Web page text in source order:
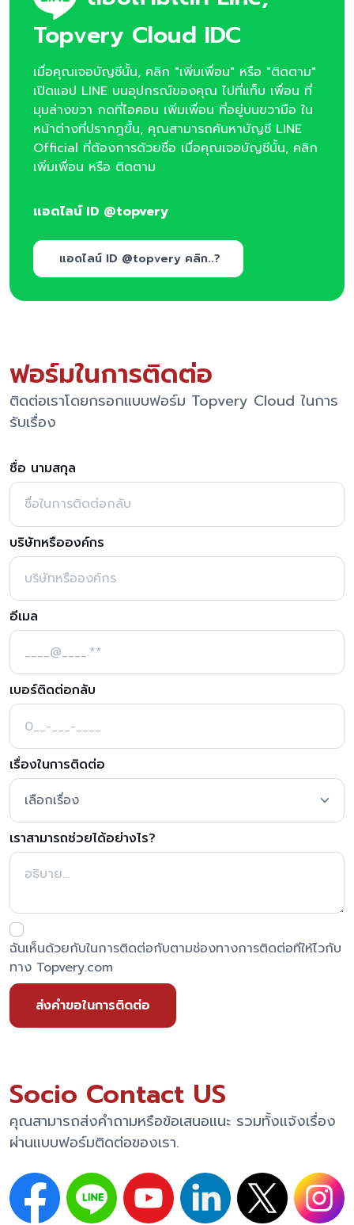
Topvery Cloud IDC
เมื่อคุณเจอบัญชีนั้น, คลิก "เพิ่มเพื่อน" หรือ "ติดตาม"
เปิดแอป LINE บนอุปกรณ์ของคุณ ไปที่แท็บ เพื่อน ที่
มุมล่างขวา กดที่ไอคอน เพิ่มเพื่อน ที่อยู่บนขวามือ ใน
หน้าต่างที่ปรากฏขึ้น, คุณสามารถค้นหาบัญชี LINE
Official ที่ต้องการด้วยชื่อ เมื่อคุณเจอบัญชีนั้น, คลิก
เพิ่มเพื่อน หรือ ติดตาม
แอดไลน์ ID @topvery
แอดไลน์ ID @topvery คลิก..?
ฟอร์มในการติดต่อ
ติดต่อเราโดยกรอกแบบฟอร์ม Topvery Cloud ในการ
รับเรื่อง
ชื่อ นามสกุล
บริษัทหรือองค์กร
อีเมล
เบอร์ติดต่อกลับ
เรื่องในการติดต่อ
เราสามารถช่วยได้อย่างไร?
ฉันเห็นด้วยกับในการติดต่อกับตามช่องทางการติดต่อทีให้ไวกับ
ทาง Topvery.com
ส่งคำขอในการติดต่อ
Socio Contact US
คุณสามารถส่งคำถามหรือข้อเสนอแนะ รวมทั้งแจ้งเรื่อง
ผ่านแบบฟอร์มติดต่อของเรา.